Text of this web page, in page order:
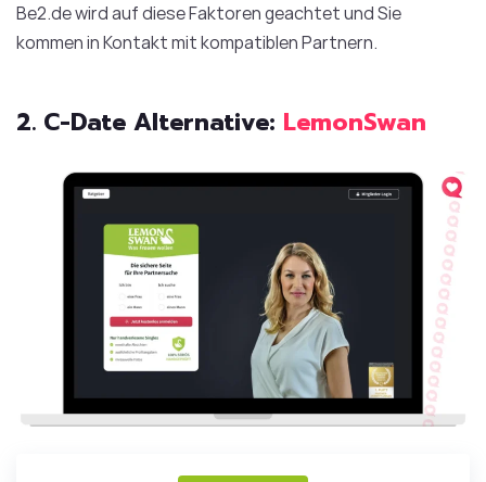
Be2.de wird auf diese Faktoren geachtet und Sie
kommen in Kontakt mit kompatiblen Partnern.
2. C-Date Alternative: LemonSwan